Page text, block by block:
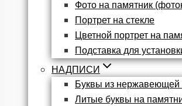
Фото на памятник
Портрет на стекле
Цветной портрет на
Подставка для
НАДПИСИ
Буквы из нержавеющей
Литые буквы на